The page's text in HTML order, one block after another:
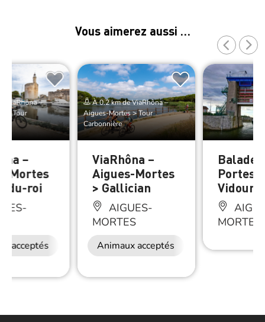
Vous aimerez aussi …
ViaRhôna –
> Tour
–
Mortes
du-roi
acceptés
À 0.2 km de ViaRhôna –
Aigues-Mortes > Tour
Carbonnière
ViaRhôna –
Aigues-Mortes
> Gallician
AIGUES-
MORTES
Animaux acceptés
Balade
Portes
Vidourle
MORTES